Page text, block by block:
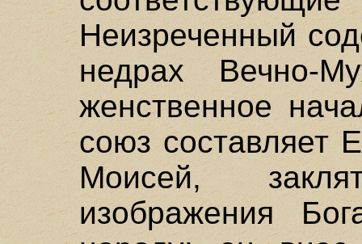
Неизреченный
недрах Вечно-
женственное
союз составляет
Моисей,
изображения